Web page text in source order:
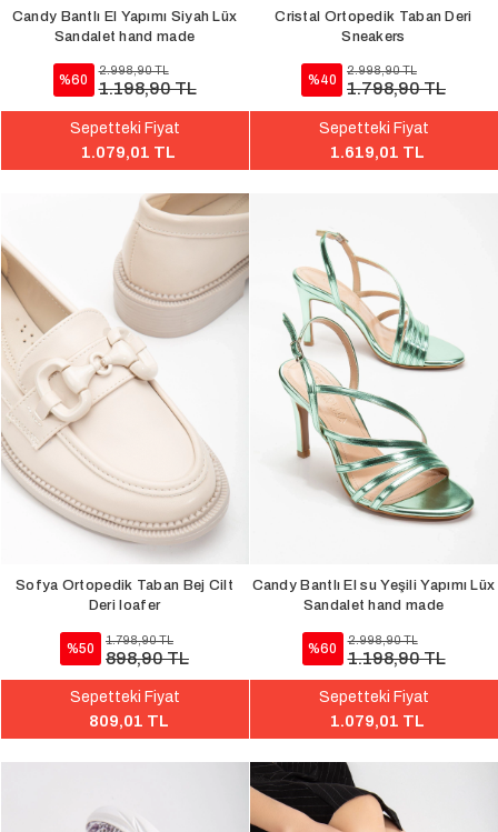
Candy Bantlı El Yapımı Siyah Lüx
Sandalet hand made
%60
2.998,90 TL
1.198,90 TL
Sepetteki Fiyat
1.079,01 TL
Cristal Ortopedik Taban Deri
Sneakers
%40
2.998,90 TL
1.798,90 TL
Sepetteki Fiyat
1.619,01 TL
Sofya Ortopedik Taban Bej Cilt
Deri loafer
%50
1.798,90 TL
898,90 TL
Sepetteki Fiyat
809,01 TL
Candy Bantlı El su Yeşili Yapımı Lüx
Sandalet hand made
%60
2.998,90 TL
1.198,90 TL
Sepetteki Fiyat
1.079,01 TL